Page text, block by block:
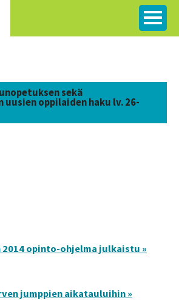
sekä
uusien oppilaiden haku lv. 26-
opinto-ohjelma julkaistu »
jumppien aikatauluihin »